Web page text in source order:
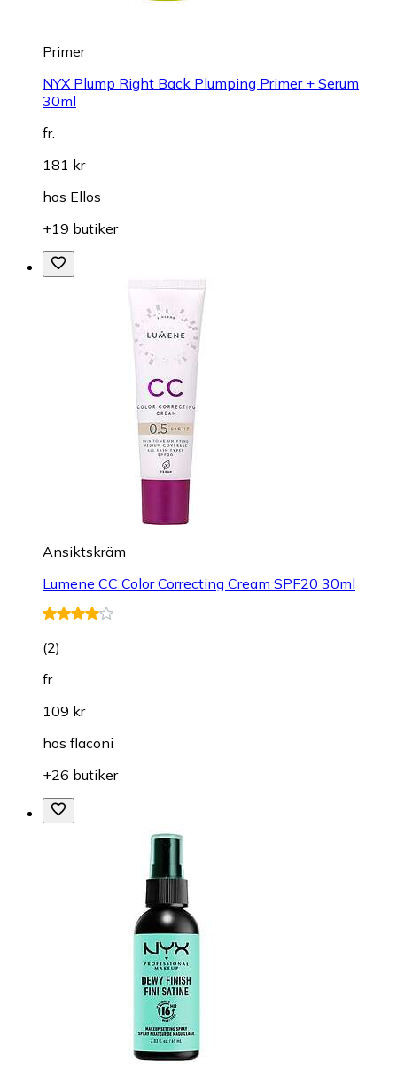
Primer
NYX Plump Right Back Plumping Primer + Serum
30ml
fr.
181 kr
hos Ellos
+19 butiker
Ansiktskräm
Lumene CC Color Correcting Cream SPF20 30ml
(2)
fr.
109 kr
hos flaconi
+26 butiker